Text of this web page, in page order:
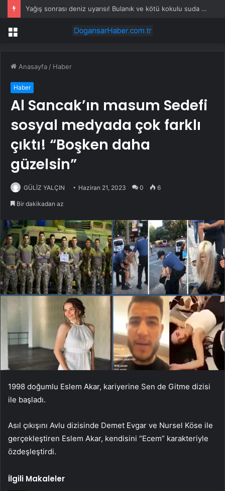
Yağış sonrası deniz uyarısı! Bulanık ve kötü kokulu suda yüzmeyin
Menü
Anasayfa / Haber
Haber
Al Sancak’ın masum Sedefi
sosyal medyada çok farklı
çıktı! “Boşken daha
güzelsin”
GÜLİZ YALÇIN Haziran 21, 2023 0 6
Bir dakikadan az
1998 doğumlu Eslem Akar, kariyerine Sen de Gitme dizisi
ile başladı.
Asıl çıkışını Avlu dizisinde Demet Evgar ve Nursel Köse ile
gerçekleştiren Eslem Akar, kendisini “Ecem” karakteriyle
özdeşleştirdi.
İlgili Makaleler